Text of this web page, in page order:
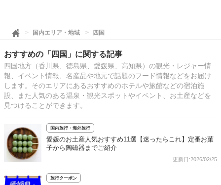
国内エリア・地域 四国
おすすめの「四国」に関する記事
四国地方（香川県、徳島県、愛媛県、高知県）の観光・レジャー情
報、イベント情報、名産品や地元で話題のフード情報などをお届け
します。そのエリアにあるおすすめのホテルや旅館などの宿泊施
設、また人気のある温泉・観光スポットやイベント、お土産などを
見つけることができます。
国内旅行・海外旅行
愛媛のお土産人気おすすめ11選【迷ったらこれ】定番お菓
子から陶磁器までご紹介
更新日:2026/02/25
旅行クーポン